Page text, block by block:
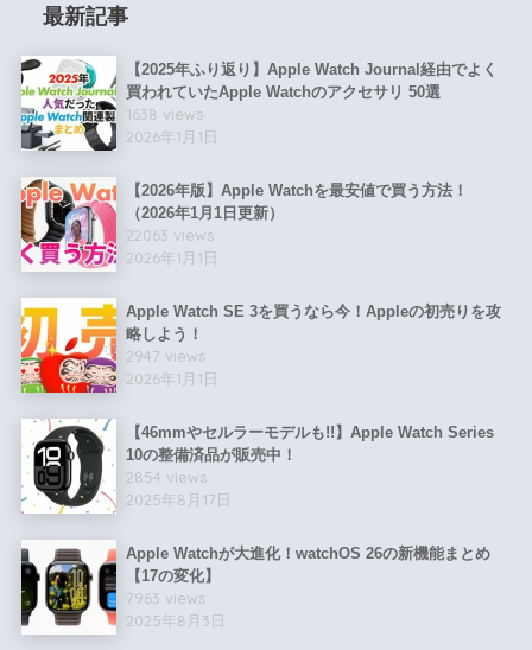
最新記事
【2025年ふり返り】Apple Watch Journal経由でよく
買われていたApple Watchのアクセサリ 50選
1638 views
2026年1月1日
【2026年版】Apple Watchを最安値で買う方法！
（2026年1月1日更新）
22063 views
2026年1月1日
Apple Watch SE 3を買うなら今！Appleの初売りを攻
略しよう！
2947 views
2026年1月1日
【46mmやセルラーモデルも!!】Apple Watch Series
10の整備済品が販売中！
2854 views
2025年8月17日
Apple Watchが大進化！watchOS 26の新機能まとめ
【17の変化】
7963 views
2025年8月3日